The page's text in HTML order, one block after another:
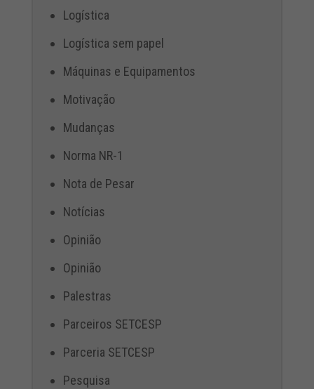
Logística
Logística sem papel
Máquinas e Equipamentos
Motivação
Mudanças
Norma NR-1
Nota de Pesar
Notícias
Opinião
Opinião
Palestras
Parceiros SETCESP
Parceria SETCESP
Pesquisa